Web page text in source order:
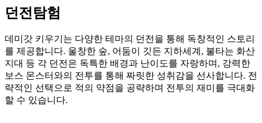
던전탐험
데미갓 키우기는 다양한 테마의 던전을 통해 독창적인 스토리
를 제공합니다. 울창한 숲, 어둠이 깃든 지하세계, 불타는 화산
지대 등 각 던전은 독특한 배경과 난이도를 자랑하며, 강력한
보스 몬스터와의 전투를 통해 짜릿한 성취감을 선사합니다. 전
략적인 선택으로 적의 약점을 공략하며 전투의 재미를 극대화
할 수 있습니다.